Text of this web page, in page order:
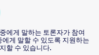
에게 말하는 토론자가 참여
게 말할 수 있도록 지원하는
할 수 있습니다.